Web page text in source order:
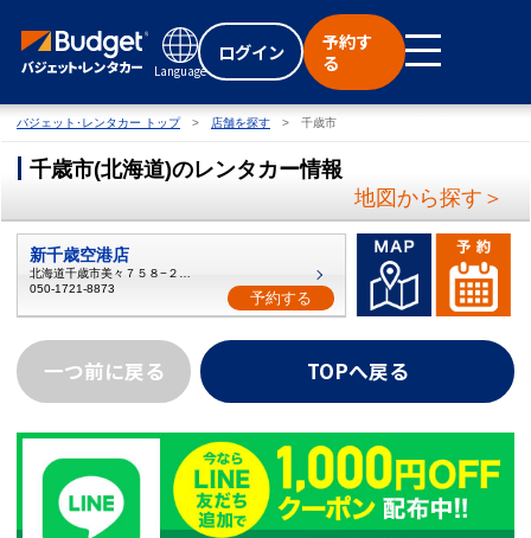
Language
ログイン
予約す
る
バジェット･レンタカー トップ 店舗を探す 千歳市
千歳市(北海道)のレンタカー情報
地図から探す＞
新千歳空港店
050-1721-8873
予約する
一つ前に戻る TOPへ戻る